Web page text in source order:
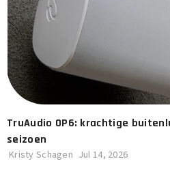
TruAudio OP6: krachtige
seizoen
Kristy Schagen Jul 14, 2026